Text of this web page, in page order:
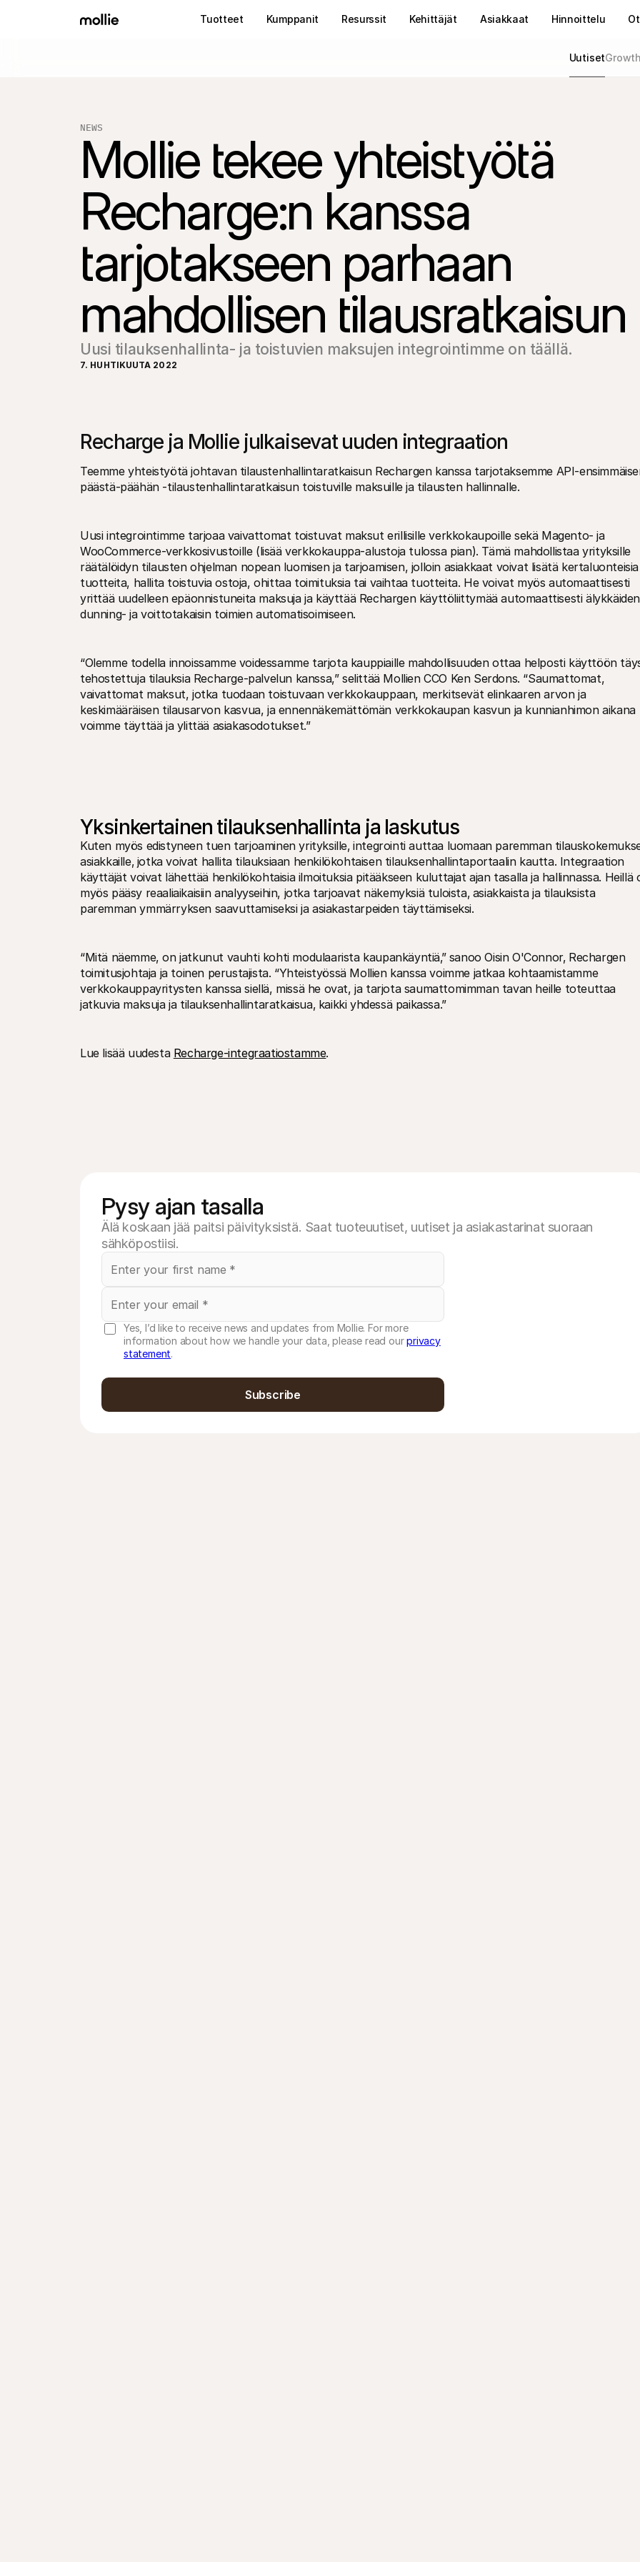
Tuotteet Kumppanit Resurssit Kehittäjät Asiakkaat Hinnoittelu
UutisetGrowth
NEWS
Mollie tekee yhteistyötä
Recharge:n kanssa
tarjotakseen parhaan
mahdollisen tilausratkaisun
Uusi tilauksenhallinta- ja toistuvien maksujen integrointimme on täällä.
7. HUHTIKUUTA 2022
Recharge ja Mollie julkaisevat uuden integraation
Teemme yhteistyötä johtavan tilaustenhallintaratkaisun Rechargen kanssa tarjotaksemme API-
päästä-päähän -tilaustenhallintaratkaisun toistuville maksuille ja tilausten hallinnalle.
Uusi integrointimme tarjoaa vaivattomat toistuvat maksut erillisille verkkokaupoille sekä Magento- ja
WooCommerce-verkkosivustoille (lisää verkkokauppa-alustoja tulossa pian). Tämä mahdollistaa yrityksille
räätälöidyn tilausten ohjelman nopean luomisen ja tarjoamisen, jolloin asiakkaat voivat lisätä kertaluonteisia
tuotteita, hallita toistuvia ostoja, ohittaa toimituksia tai vaihtaa tuotteita. He voivat myös automaattisesti
yrittää uudelleen epäonnistuneita maksuja ja käyttää Rechargen käyttöliittymää automaattisesti älykkäiden
dunning- ja voittotakaisin toimien automatisoimiseen.
“Olemme todella innoissamme voidessamme tarjota kauppiaille mahdollisuuden ottaa helposti käyttöön
tehostettuja tilauksia Recharge-palvelun kanssa,” selittää Mollien CCO Ken Serdons. “Saumattomat,
vaivattomat maksut, jotka tuodaan toistuvaan verkkokauppaan, merkitsevät elinkaaren arvon ja
keskimääräisen tilausarvon kasvua, ja ennennäkemättömän verkkokaupan kasvun ja kunnianhimon aikana
voimme täyttää ja ylittää asiakasodotukset.”
Yksinkertainen tilauksenhallinta ja laskutus
Kuten myös edistyneen tuen tarjoaminen yrityksille‚ integrointi auttaa luomaan paremman
asiakkaille‚ jotka voivat hallita tilauksiaan henkilökohtaisen tilauksenhallintaportaalin kautta. Integraation
käyttäjät voivat lähettää henkilökohtaisia ilmoituksia pitääkseen kuluttajat ajan tasalla ja hallinnassa. Heillä
myös pääsy reaaliaikaisiin analyyseihin, jotka tarjoavat näkemyksiä tuloista‚ asiakkaista ja tilauksista
paremman ymmärryksen saavuttamiseksi ja asiakastarpeiden täyttämiseksi.
“Mitä näemme, on jatkunut vauhti kohti modulaarista kaupankäyntiä‚” sanoo Oisin O'Connor‚ Rechargen
toimitusjohtaja ja toinen perustajista. “Yhteistyössä Mollien kanssa voimme jatkaa kohtaamistamme
verkkokauppayritysten kanssa siellä, missä he ovat, ja tarjota saumattomimman tavan heille toteuttaa
jatkuvia maksuja ja tilauksenhallintaratkaisua‚ kaikki yhdessä paikassa.”
Lue lisää uudesta Recharge-integraatiostamme.
Pysy ajan tasalla
Älä koskaan jää paitsi päivityksistä. Saat tuoteuutiset, uutiset ja asiakastarinat suoraan
sähköpostiisi.
Yes, I’d like to receive news and updates from Mollie. For more
information about how we handle your data, please read ourprivacy
statement.
Subscribe